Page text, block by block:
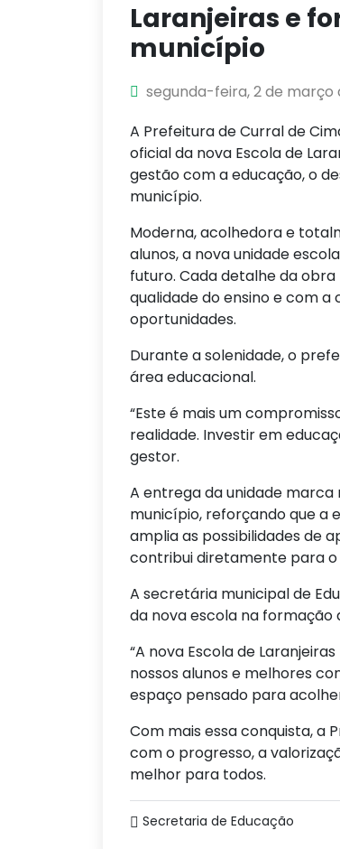
Laranjeiras e
município
segunda-feira, 2 de março
A Prefeitura de Curral de
oficial da nova Escola de
gestão com a educação, o
município.
Moderna, acolhedora e
alunos, a nova unidade
futuro. Cada detalhe da
qualidade do ensino e com
oportunidades.
Durante a solenidade, o
área educacional.
“Este é mais um
realidade. Investir em
gestor.
A entrega da unidade
município, reforçando que a
amplia as possibilidades de
contribui diretamente para o
A secretária municipal de
da nova escola na formação
“A nova Escola de
nossos alunos e melhores
espaço pensado para
Com mais essa conquista, a
com o progresso, a
melhor para todos.
Secretaria de Educação